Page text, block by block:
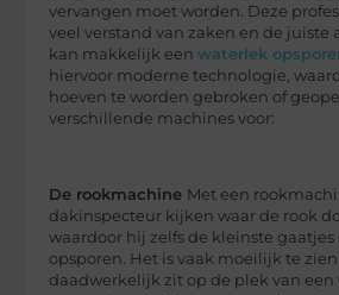
vervangen moet worden. Deze
veel verstand van zaken en de juiste
kan makkelijk eenwaterlek
hiervoor moderne technologie,
hoeven te worden gebroken of
verschillende machines voor:
De rookmachine Met een
dakinspecteur kijken waar de rook
waardoor hij zelfs de kleinste
opsporen. Het is vaak moeilijk te
daadwerkelijk zit op de plek van een